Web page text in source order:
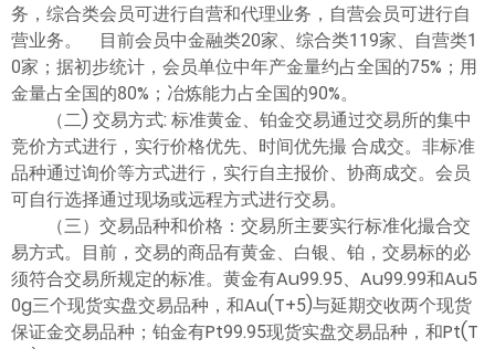
务，综合类会员可进行自营和代理业务，自营会员可进行自
营业务。 目前会员中金融类20家、综合类119家、自营类1
0家；据初步统计，会员单位中年产金量约占全国的75%；用
金量占全国的80%；冶炼能力占全国的90%。
（二) 交易方式: 标准黄金、铂金交易通过交易所的集中
竞价方式进行，实行价格优先、时间优先撮 合成交。非标准
品种通过询价等方式进行，实行自主报价、协商成交。会员
可自行选择通过现场或远程方式进行交易。
（三）交易品种和价格：交易所主要实行标准化撮合交
易方式。目前，交易的商品有黄金、白银、铂，交易标的必
须符合交易所规定的标准。黄金有Au99.95、Au99.99和Au5
0g三个现货实盘交易品种，和Au(T+5)与延期交收两个现货
保证金交易品种；铂金有Pt99.95现货实盘交易品种，和Pt(T